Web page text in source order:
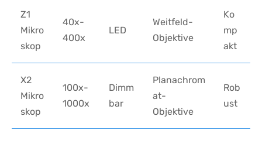
Z1
Mikro
skop
40x-
400x
LED
Weitfeld-
Objektive
Ko
mp
akt
X2
Mikro
skop
100x-
1000x
Dimm
bar
Planachrom
at-
Objektive
Rob
ust